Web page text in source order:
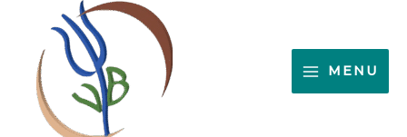
contenido
MENU